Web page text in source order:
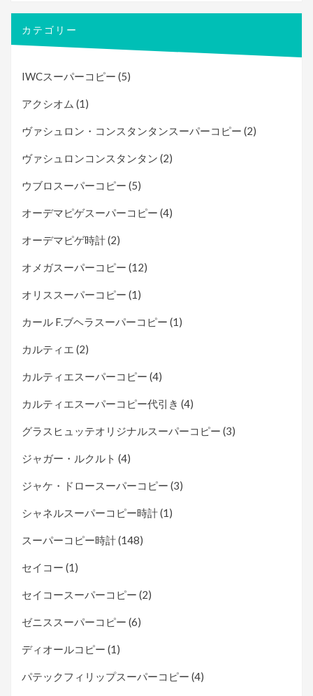
カテゴリー
IWCスーパーコピー (5)
アクシオム (1)
ヴァシュロン・コンスタンタンスーパーコピー (2)
ヴァシュロンコンスタンタン (2)
ウブロスーパーコピー (5)
オーデマピゲスーパーコピー (4)
オーデマピゲ時計(2)
オメガスーパーコピー (12)
オリススーパーコピー (1)
カール F.ブヘラスーパーコピー (1)
カルティエ (2)
カルティエスーパーコピー (4)
カルティエスーパーコピー代引き (4)
グラスヒュッテオリジナルスーパーコピー (3)
ジャガー・ルクルト (4)
ジャケ・ドロースーパーコピー (3)
シャネルスーパーコピー時計(1)
スーパーコピー時計(148)
セイコー (1)
セイコースーパーコピー (2)
ゼニススーパーコピー (6)
ディオールコピー (1)
パテックフィリップスーパーコピー (4)